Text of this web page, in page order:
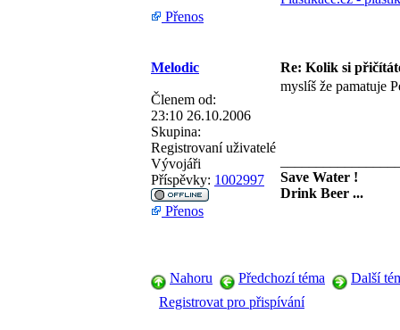
Přenos
Melodic Re: Kolik si
Členem od:
23:10 26.10.2006
Skupina:
Registrovaní uživatelé
Vývojáři
Příspěvky: 1002997
myslíš že pamatuje
Save Water !
Drink Beer ...
Přenos
Nahoru Předchozí téma
Další
Registrovat pro přispívání